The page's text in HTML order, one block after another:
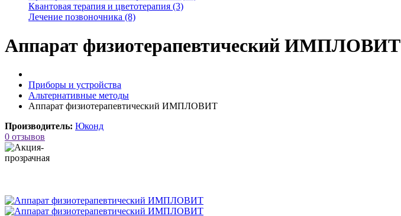
Квантовая терапия и цветотерапия (3)
Лечение позвоночника (8)
Аппарат физиотерапевтический ИМПЛОВИТ
Приборы и устройства
Альтернативные методы
Аппарат физиотерапевтический ИМПЛОВИТ
Производитель: Юконд
0 отзывов